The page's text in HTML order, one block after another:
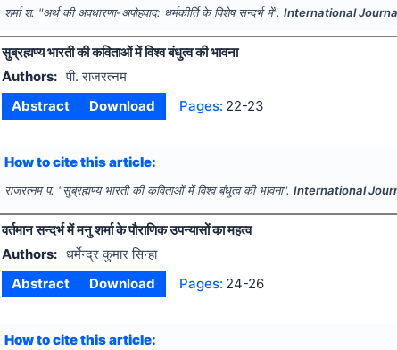
शर्मा श. "अर्थ की अवधारणा-अपोहवाद: धर्मकीर्ति के विशेष सन्दर्भ में".International
सुब्रह्मण्य भारती की कविताओं में विश्व बंधुत्व की भावना
Authors: पी. राजरत्नम
Abstract
Download Pages: 22-23
How to cite this article:
राजरत्नम प. "सुब्रह्मण्य भारती की कविताओं में विश्व बंधुत्व की भावना".International
वर्तमान सन्दर्भ में मनु शर्मा के पौराणिक उपन्यासों का महत्व
Authors: धर्मेन्द्र कुमार सिन्हा
Abstract
Download Pages: 24-26
How to cite this article: